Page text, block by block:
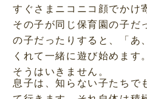
すぐさまニコニコ顔でかけ
その子が同じ保育園の子だ
の子だったりすると、「あ
くれて一緒に遊び始めます
そうはいきません。
息子は、知らない子たちで